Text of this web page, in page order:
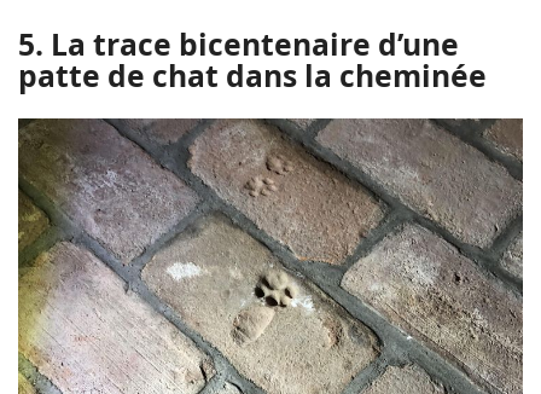
5. La trace bicentenaire d’une
patte de chat dans la cheminée